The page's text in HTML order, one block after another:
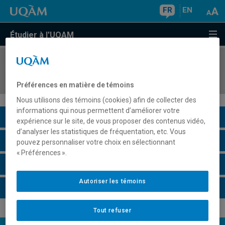
FR EN
Étudier à l'UQAM
COURS//
Description du cours
Horaire - Été 2026
Préférences en matière de témoins
Nous utilisons des témoins (cookies) afin de collecter des
informations qui nous permettent d’améliorer votre
expérience sur le site, de vous proposer des contenus vidéo,
d’analyser les statistiques de fréquentation, etc. Vous
pouvez personnaliser votre choix en sélectionnant
« Préférences ».
Tout refuser
Autoriser les témoins